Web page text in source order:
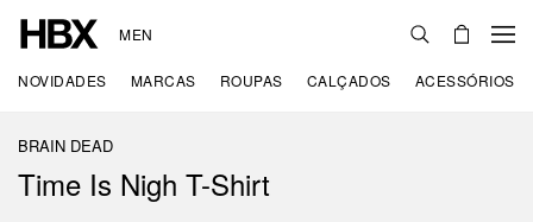
MEN
NOVIDADES MARCAS ROUPAS CALÇADOS ACESSÓRIOS
BRAIN DEAD
Time Is Nigh T-Shirt